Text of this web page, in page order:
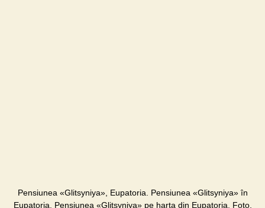
Pensiunea «Glitsyniya», Eupatoria. Pensiunea «Glitsyniya» în
Eupatoria. Pensiunea «Glitsyniya» pe harta din Eupatoria. Foto,